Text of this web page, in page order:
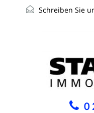
Schreiben Sie
0